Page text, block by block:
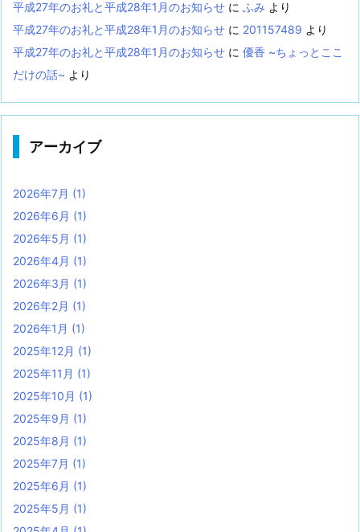
平成27年のお礼と平成28年1月のお知らせ に ふみ より
平成27年のお礼と平成28年1月のお知らせ に 201157489 より
平成27年のお礼と平成28年1月のお知らせ に 優香 ~ちょっとここ
だけの話~ より
アーカイブ
2026年7月 (1)
2026年6月 (1)
2026年5月 (1)
2026年4月 (1)
2026年3月 (1)
2026年2月 (1)
2026年1月 (1)
2025年12月 (1)
2025年11月 (1)
2025年10月 (1)
2025年9月 (1)
2025年8月 (1)
2025年7月 (1)
2025年6月 (1)
2025年5月 (1)